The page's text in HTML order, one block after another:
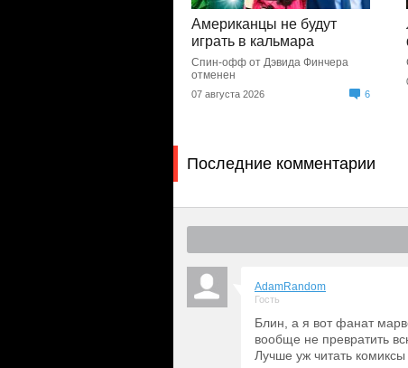
Американцы не будут
играть в кальмара
Спин-офф от Дэвида Финчера
отменен
07 августа 2026 6
Последние комментарии
AdamRandom
Гость
Блин, а я вот фанат
вообще не превратить
Лучше уж читать комиксы